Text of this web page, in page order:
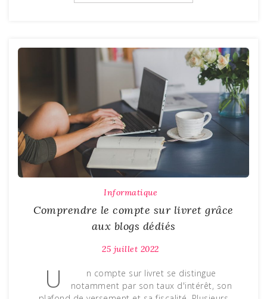
Informatique
Comprendre le compte sur livret grâce
aux blogs dédiés
25 juillet 2022
U
n compte sur livret se distingue
notamment par son taux d'intérêt, son